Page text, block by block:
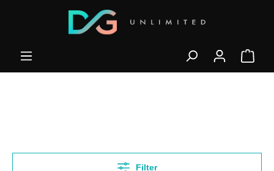
Filter